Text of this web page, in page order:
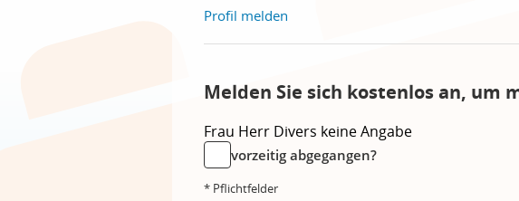
Profil melden
Melden Sie sich kostenlos an, um
Frau Herr Divers keine Angabe
vorzeitig abgegangen?
* Pflichtfelder